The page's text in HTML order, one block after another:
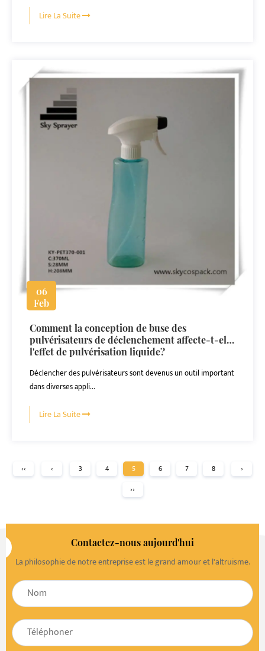
Lire La Suite
06
Feb
Comment la conception de buse des
pulvérisateurs de déclenchement affecte-t-elle
l'effet de pulvérisation liquide?
Déclencher des pulvérisateurs sont devenus un outil important
dans diverses appli...
Lire La Suite
‹‹ ‹ 3 4 5 6 7 8
›
››
Contactez-nous aujourd'hui
La philosophie de notre entreprise est le grand amour et l'altruisme.